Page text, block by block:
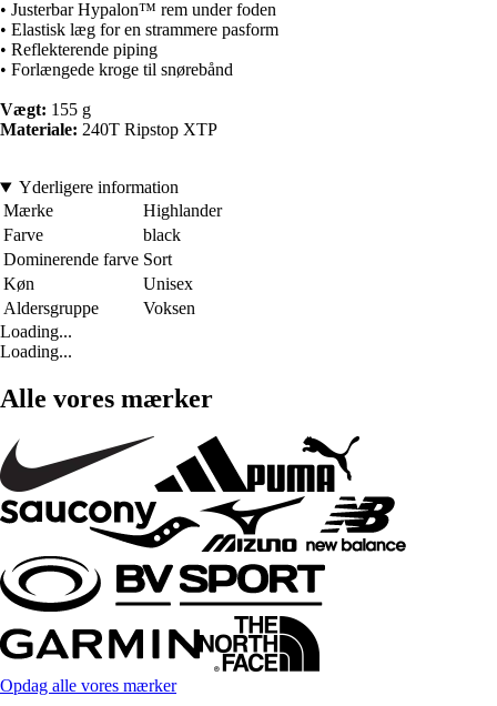
• Justerbar Hypalon™ rem under foden
• Elastisk læg for en strammere pasform
• Reflekterende piping
• Forlængede kroge til snørebånd
Vægt: 155 g
Materiale: 240T Ripstop XTP
Yderligere information
Mærke
Highlander
Farve
black
Dominerende farve Sort
Køn
Unisex
Aldersgruppe
Voksen
Loading...
Loading...
Alle vores mærker
Opdag alle vores mærker